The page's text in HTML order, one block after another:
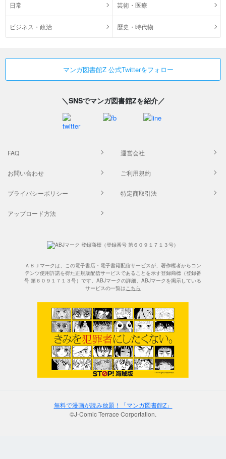
日常 芸術・医療
ビジネス・政治 歴史・時代物
マンガ図書館Z 公式Twitterをフォロー
＼SNSでマンガ図書館Zを紹介／
FAQ 運営会社
お問い合わせ ご利用規約
プライバシーポリシー 特定商取引法
アップロード方法
ＡＢＪマークは、この電子書店・電子書籍配信サービスが、著作権者からコン
テンツ使用許諾を得た正規版配信サービスであることを示す登録商標（登録番
号 第６０９１７１３号）です。ABJマークの詳細、ABJマークを掲示している
サービスの一覧はこちら
無料で漫画が読み放題！「マンガ図書館Z」
©J-Comic Terrace Corportation.